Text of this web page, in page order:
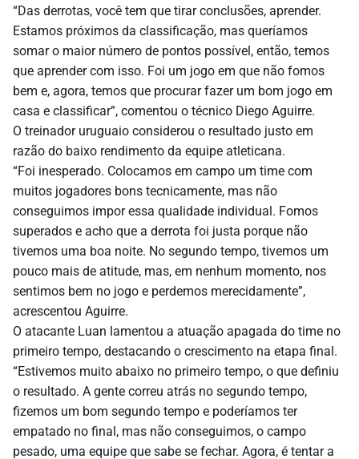
“Das derrotas, você tem que tirar conclusões, aprender.
Estamos próximos da classificação, mas queríamos
somar o maior número de pontos possível, então, temos
que aprender com isso. Foi um jogo em que não fomos
bem e, agora, temos que procurar fazer um bom jogo em
casa e classificar”, comentou o técnico Diego Aguirre.
O treinador uruguaio considerou o resultado justo em
razão do baixo rendimento da equipe atleticana.
“Foi inesperado. Colocamos em campo um time com
muitos jogadores bons tecnicamente, mas não
conseguimos impor essa qualidade individual. Fomos
superados e acho que a derrota foi justa porque não
tivemos uma boa noite. No segundo tempo, tivemos um
pouco mais de atitude, mas, em nenhum momento, nos
sentimos bem no jogo e perdemos merecidamente”,
acrescentou Aguirre.
O atacante Luan lamentou a atuação apagada do time no
primeiro tempo, destacando o crescimento na etapa final.
“Estivemos muito abaixo no primeiro tempo, o que definiu
o resultado. A gente correu atrás no segundo tempo,
fizemos um bom segundo tempo e poderíamos ter
empatado no final, mas não conseguimos, o campo
pesado, uma equipe que sabe se fechar. Agora, é tentar a